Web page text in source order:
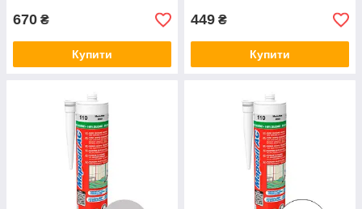
670 ₴
Купити
449 ₴
Купити